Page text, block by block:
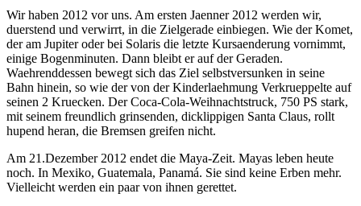
Wir haben 2012 vor uns. Am ersten Jaenner 2012 werden wir,
duerstend und verwirrt, in die Zielgerade einbiegen. Wie der Komet,
der am Jupiter oder bei Solaris die letzte Kursaenderung vornimmt,
einige Bogenminuten. Dann bleibt er auf der Geraden.
Waehrenddessen bewegt sich das Ziel selbstversunken in seine
Bahn hinein, so wie der von der Kinderlaehmung Verkrueppelte auf
seinen 2 Kruecken. Der Coca-Cola-Weihnachtstruck, 750 PS stark,
mit seinem freundlich grinsenden, dicklippigen Santa Claus, rollt
hupend heran, die Bremsen greifen nicht.
Am 21.Dezember 2012 endet die Maya-Zeit. Mayas leben heute
noch. In Mexiko, Guatemala, Panamá. Sie sind keine Erben mehr.
Vielleicht werden ein paar von ihnen gerettet.